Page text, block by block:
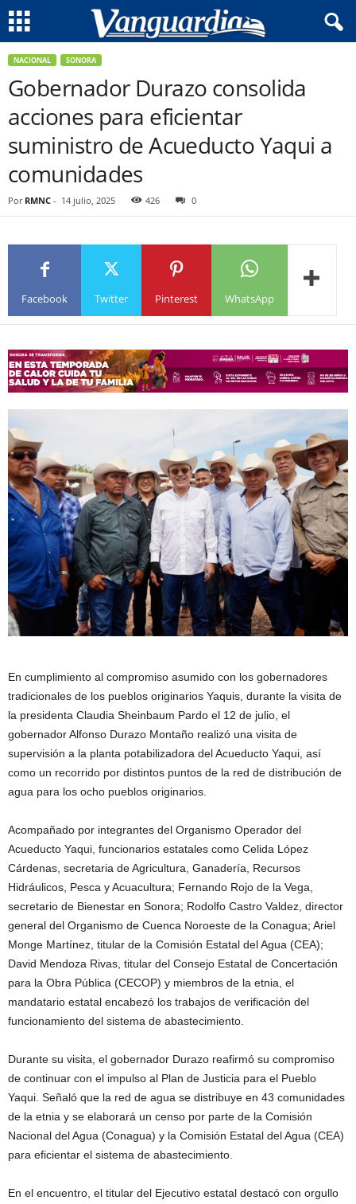
NACIONAL SONORA
Gobernador Durazo consolida
acciones para eficientar
suministro de Acueducto Yaqui a
comunidades
Por RMNC - 14 julio, 2025 426 0
Facebook Twitter Pinterest WhatsApp
En cumplimiento al compromiso asumido con los gobernadores
tradicionales de los pueblos originarios Yaquis, durante la visita de
la presidenta Claudia Sheinbaum Pardo el 12 de julio, el
gobernador Alfonso Durazo Montaño realizó una visita de
supervisión a la planta potabilizadora del Acueducto Yaqui, así
como un recorrido por distintos puntos de la red de distribución de
agua para los ocho pueblos originarios.
Acompañado por integrantes del Organismo Operador del
Acueducto Yaqui, funcionarios estatales como Celida López
Cárdenas, secretaria de Agricultura, Ganadería, Recursos
Hidráulicos, Pesca y Acuacultura; Fernando Rojo de la Vega,
secretario de Bienestar en Sonora; Rodolfo Castro Valdez, director
general del Organismo de Cuenca Noroeste de la Conagua; Ariel
Monge Martínez, titular de la Comisión Estatal del Agua (CEA);
David Mendoza Rivas, titular del Consejo Estatal de Concertación
para la Obra Pública (CECOP) y miembros de la etnia, el
mandatario estatal encabezó los trabajos de verificación del
funcionamiento del sistema de abastecimiento.
Durante su visita, el gobernador Durazo reafirmó su compromiso
de continuar con el impulso al Plan de Justicia para el Pueblo
Yaqui. Señaló que la red de agua se distribuye en 43 comunidades
de la etnia y se elaborará un censo por parte de la Comisión
Nacional del Agua (Conagua) y la Comisión Estatal del Agua (CEA)
para eficientar el sistema de abastecimiento.
En el encuentro, el titular del Ejecutivo estatal destacó con orgullo